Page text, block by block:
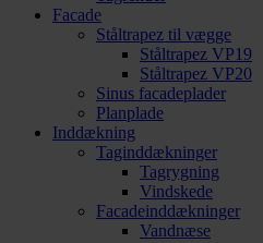
Facade
Ståltrapez til vægge
Ståltrapez VP19
Ståltrapez VP20
Sinus facadeplader
Planplade
Inddækning
Taginddækninger
Tagrygning
Vindskede
Facadeinddækninger
Vandnæse